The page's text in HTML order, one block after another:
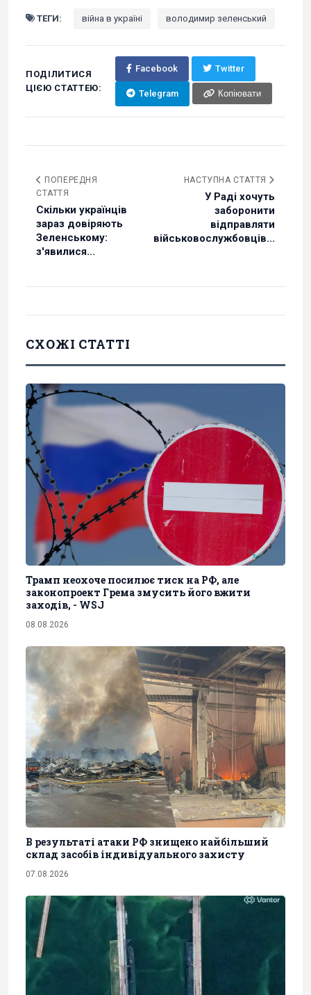
ТЕГИ: війна в україні володимир зеленський
ПОДІЛИТИСЯ
ЦІЄЮ СТАТТЕЮ:
Facebook Twitter
Telegram Копіювати
ПОПЕРЕДНЯ
СТАТТЯ
Скільки українців
зараз довіряють
Зеленському:
з'явилися...
НАСТУПНА СТАТТЯ
У Раді хочуть
заборонити
відправляти
військовослужбовців...
СХОЖІ СТАТТІ
Трамп неохоче посилює тиск на РФ, але
законопроект Грема змусить його вжити
заходів, - WSJ
08.08.2026
В результаті атаки РФ знищено найбільший
склад засобів індивідуального захисту
07.08.2026